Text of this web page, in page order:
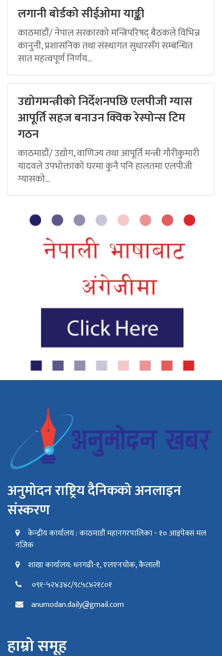
लगानी बोर्डको सीईओमा याङ्की
काठमाडौं/ नेपाल सरकारको मन्त्रिपरिषद् बैठकले विभिन्न
कानुनी, प्रशासनिक तथा संस्थागत सुधारसँग सम्बन्धित
सात महत्वपूर्ण निर्णय...
उद्योगमन्त्रीको निर्देशनपछि एलपीजी ग्यास
आपूर्ति सहज बनाउन क्विक रेस्पोन्स टिम
गठन
काठमाडौं/ उद्योग, वाणिज्य तथा आपूर्ति मन्त्री गौरीकुमारी
यादवले उपभोक्ताको घरमा कुनै पनि हालतमा एलपीजी
ग्यासको...
अनुमोदन राष्ट्रिय दैनिकको अनलाइन
संस्करण
केन्द्रीय कार्यालय : काठमाडौं महानगरपालिका - १० आइपेक्स मल
नजिक
शाखा कार्यालय: धनगढी-१, एलएनचोक, कैलाली
०९१-५२४३४८/९८५८४२१८०१
anumodan.daily@gmail.com
हाम्रो समूह